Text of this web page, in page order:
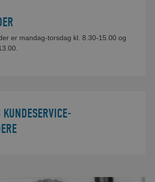
er mandag-torsdag kl. 8.30-15.00 og